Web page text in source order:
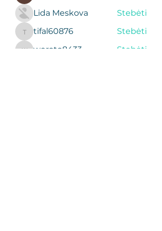
Lida Meskova
Stebėti
tifal60876
tifal60876 Stebėti
woroto8433 Stebėti